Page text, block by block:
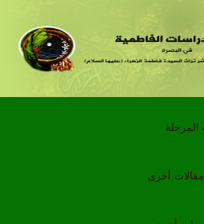
مقالات أخرى